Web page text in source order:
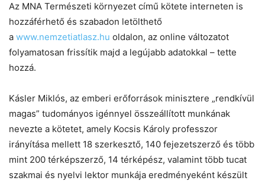
Az MNA Természeti környezet című kötete interneten is
hozzáférhető és szabadon letölthető
a www.nemzetiatlasz.hu oldalon, az online változatot
folyamatosan frissítik majd a legújabb adatokkal – tette
hozzá.
Kásler Miklós, az emberi erőforrások minisztere „rendkívül
magas” tudományos igénnyel összeállított munkának
nevezte a kötetet, amely Kocsis Károly professzor
irányítása mellett 18 szerkesztő, 140 fejezetszerző és több
mint 200 térképszerző, 14 térképész, valamint több tucat
szakmai és nyelvi lektor munkája eredményeként készült